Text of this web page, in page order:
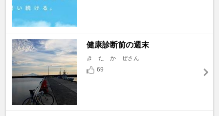
健康診断前の週末
き た か ぜさん
69